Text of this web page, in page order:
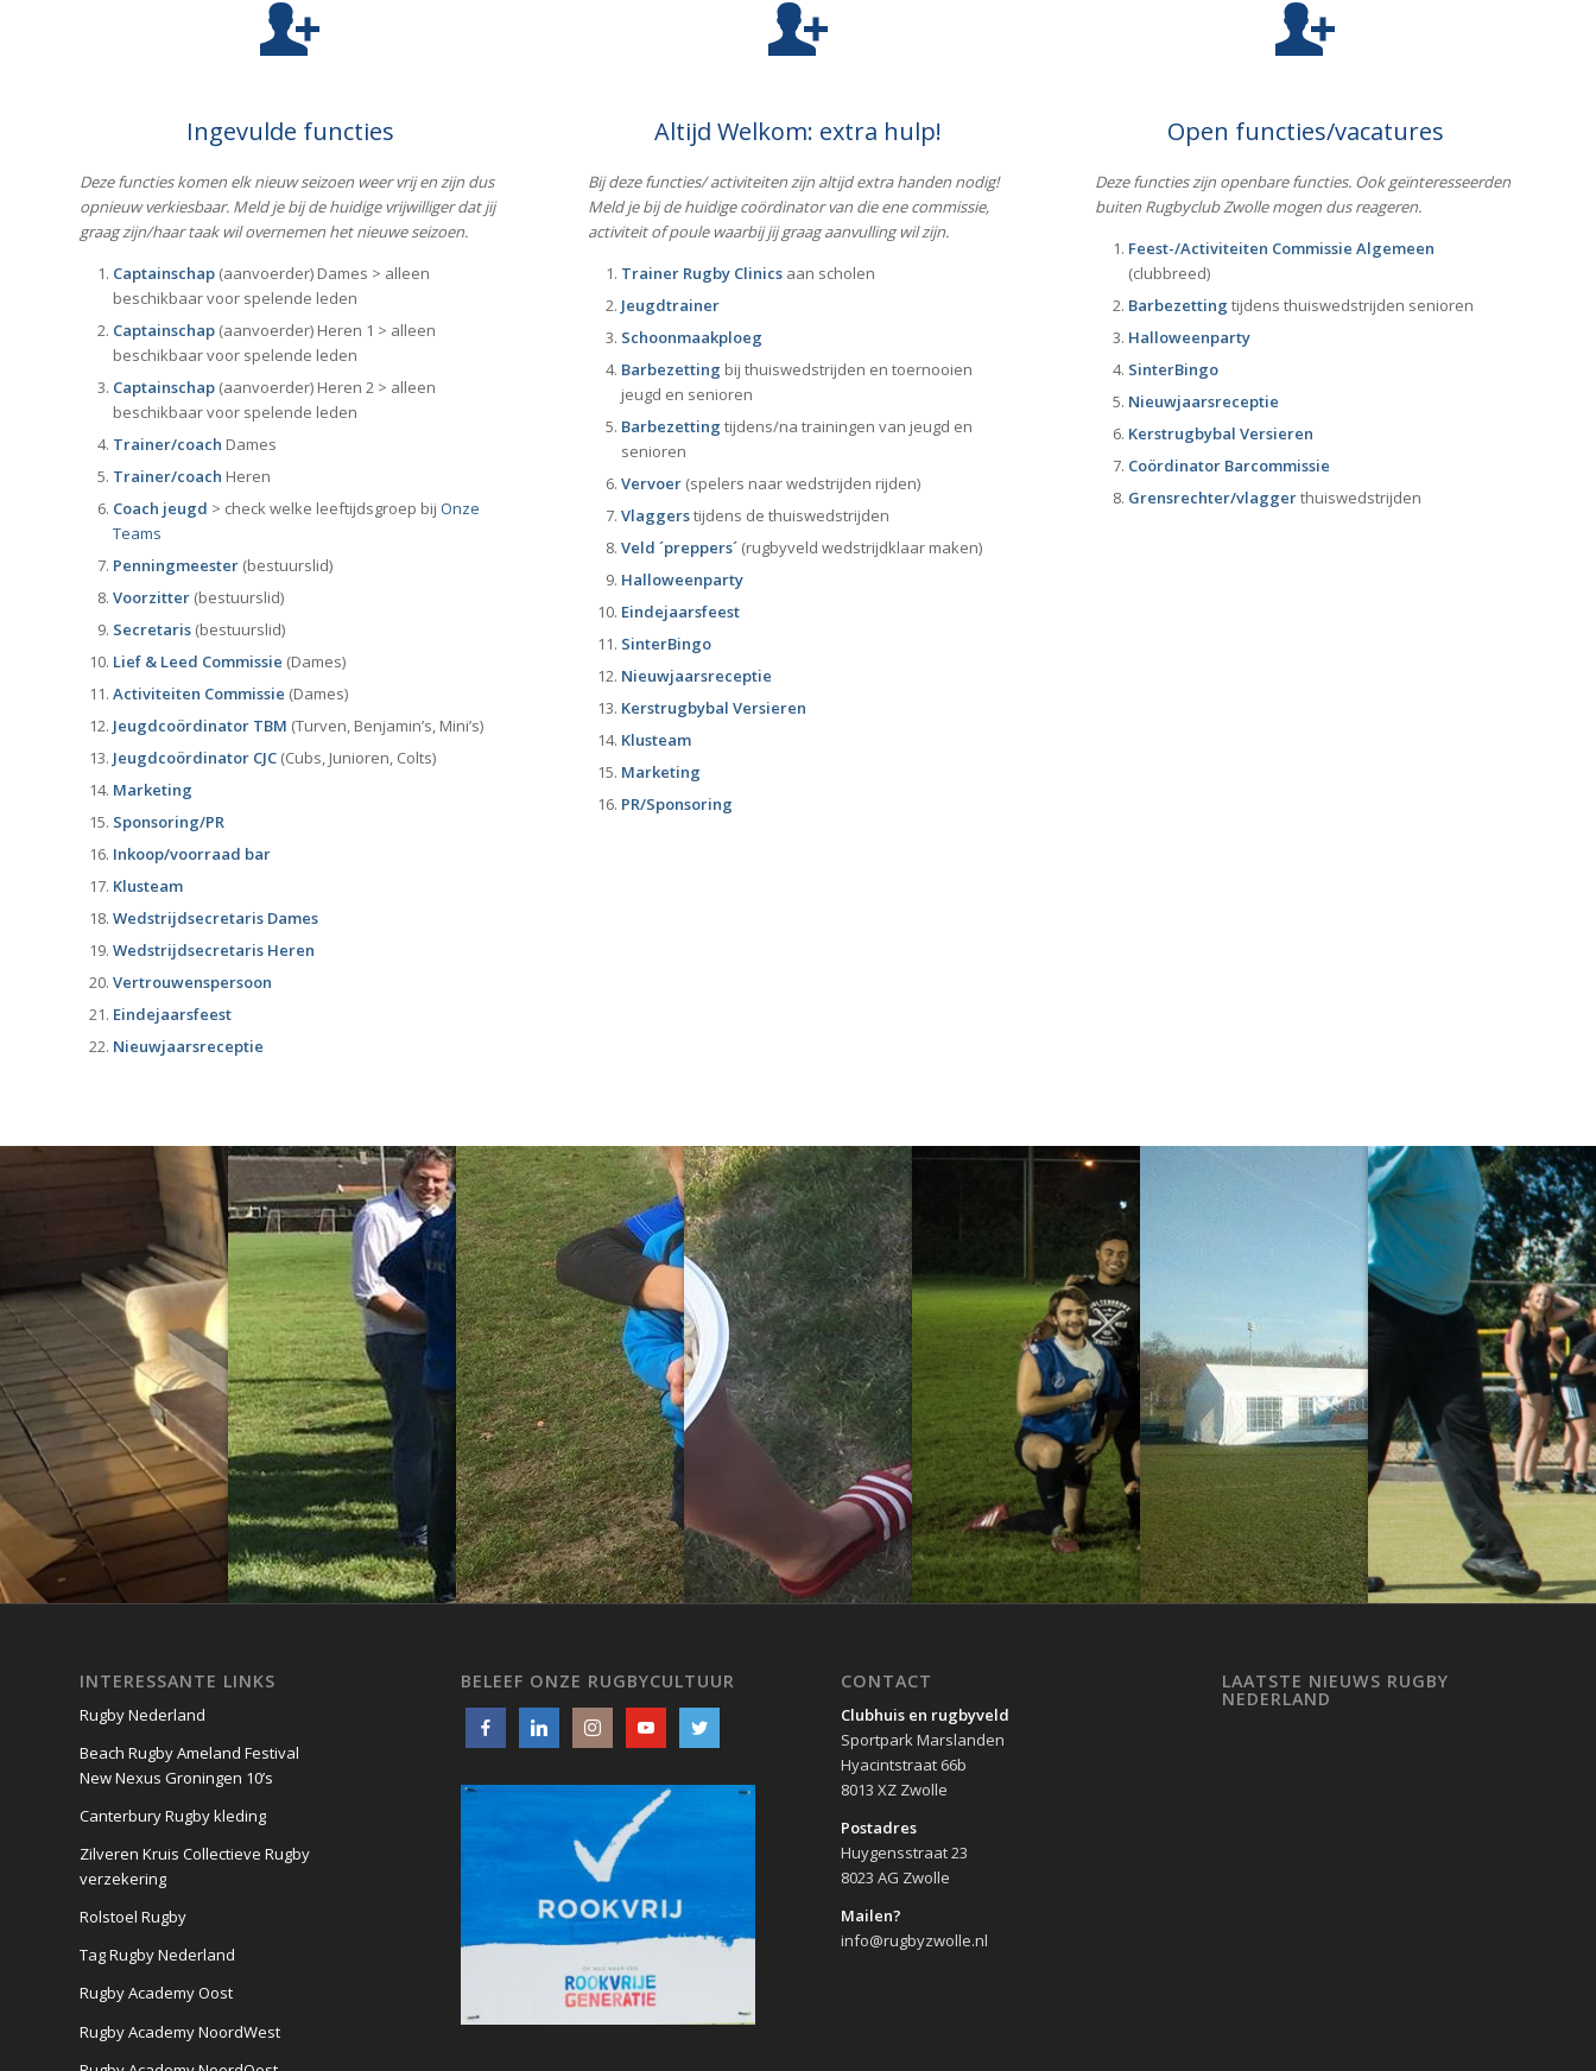
Ingevulde functies
Deze functies komen elk nieuw seizoen weer vrij en zijn dus
opnieuw verkiesbaar. Meld je bij de huidige vrijwilliger dat jij
graag zijn/haar taak wil overnemen het nieuwe seizoen.
Captainschap (aanvoerder) Dames > alleen
beschikbaar voor spelende leden
Captainschap (aanvoerder) Heren 1 > alleen
beschikbaar voor spelende leden
Captainschap (aanvoerder) Heren 2 > alleen
beschikbaar voor spelende leden
Trainer/coach Dames
Trainer/coach Heren
Coach jeugd > check welke leeftijdsgroep bij Onze
Teams
Penningmeester (bestuurslid)
Voorzitter (bestuurslid)
Secretaris (bestuurslid)
Lief & Leed Commissie (Dames)
Activiteiten Commissie (Dames)
Jeugdcoördinator TBM (Turven, Benjamin’s, Mini’s)
Jeugdcoördinator CJC (Cubs, Junioren, Colts)
Marketing
Sponsoring/PR
Inkoop/voorraad bar
Klusteam
Wedstrijdsecretaris Dames
Wedstrijdsecretaris Heren
Vertrouwenspersoon
Eindejaarsfeest
Nieuwjaarsreceptie
Altijd Welkom: extra hulp!
Bij deze functies/ activiteiten zijn altijd extra handen nodig!
Meld je bij de huidige coördinator van die ene commissie,
activiteit of poule waarbij jij graag aanvulling wil zijn.
Trainer Rugby Clinicsaan scholen
Jeugdtrainer
Schoonmaakploeg
Barbezetting bij thuiswedstrijden en toernooien
jeugd en senioren
Barbezetting tijdens/na trainingen van jeugd en
senioren
Vervoer(spelers naar wedstrijden rijden)
Vlaggerstijdens de thuiswedstrijden
Veld ´preppers´(rugbyveld wedstrijdklaar maken)
Halloweenparty
Eindejaarsfeest
SinterBingo
Nieuwjaarsreceptie
Kerstrugbybal Versieren
Klusteam
Marketing
PR/Sponsoring
Open functies/vacatures
Deze functies zijn openbare functies. Ook geïnteresseerden
buiten Rugbyclub Zwolle mogen dus reageren.
Feest-/Activiteiten Commissie Algemeen
(clubbreed)
Barbezetting tijdens thuiswedstrijden senioren
Halloweenparty
SinterBingo
Nieuwjaarsreceptie
Kerstrugbybal Versieren
Coördinator Barcommissie
Grensrechter/vlaggerthuiswedstrijden
INTERESSANTE LINKS
Rugby Nederland
Beach Rugby Ameland Festival
New Nexus Groningen 10’s
Canterbury Rugby kleding
Zilveren Kruis Collectieve Rugby
verzekering
Rolstoel Rugby
Tag Rugby Nederland
Rugby Academy Oost
Rugby Academy NoordWest
BELEEF ONZE RUGBYCULTUUR CONTACT
Clubhuis en rugbyveld
Sportpark Marslanden
Hyacintstraat 66b
8013 XZ Zwolle
Postadres
Huygensstraat 23
8023 AG Zwolle
Mailen?
info@rugbyzwolle.nl
LAATSTE NIEUWS RUGBY
NEDERLAND